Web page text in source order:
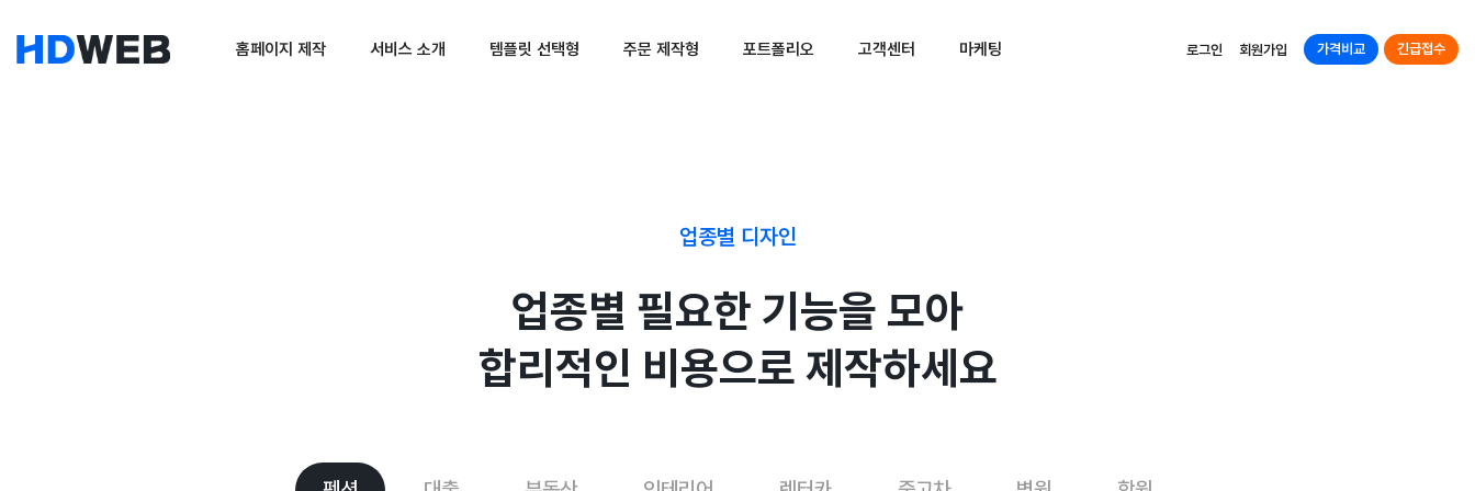
홈페이지 제작 서비스 소개 템플릿 선택형 주문 제작형 포트폴리오 고객센터 마케팅 로그인 회원가입 가격비교 긴급접수
업종별 디자인
업종별 필요한 기능을 모아
합리적인 비용으로 제작하세요